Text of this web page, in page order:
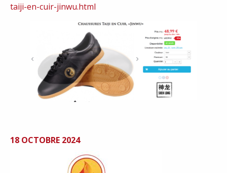
taiji-en-cuir-jinwu.html
18 OCTOBRE 2024